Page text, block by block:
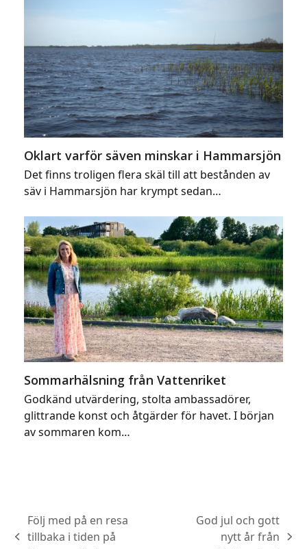
Oklart varför säven minskar i Hammarsjön
Det finns troligen flera skäl till att bestånden av
säv i Hammarsjön har krympt sedan…
Sommarhälsning från Vattenriket
Godkänd utvärdering, stolta ambassadörer,
glittrande konst och åtgärder för havet. I början
av sommaren kom…
previous
Följ med på en resa
tillbaka i tiden på
God jul och gott
nytt år från